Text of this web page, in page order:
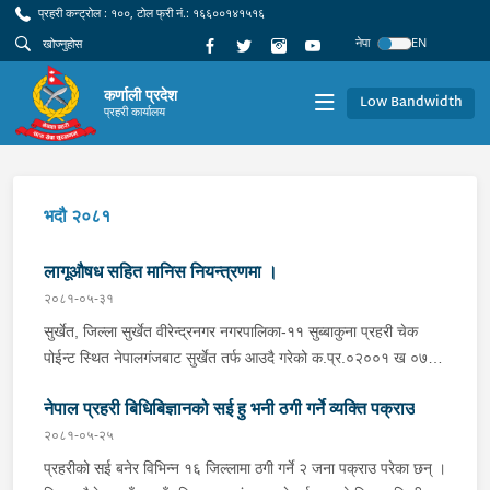
प्रहरी कन्ट्रोल : १००, टोल फ्री नं.: १६६००१४१५१६
नेपा
EN
कर्णाली प्रदेश
प्रहरी कार्यालय Low Bandwidth
भदौ २०८१
लागूऔषध सहित मानिस नियन्त्रणमा ।
२०८१-०५-३१
सुर्खेत, जिल्ला सुर्खेत वीरेन्द्रनगर नगरपालिका-११ सुब्बाकुना प्रहरी चेक
पोईन्ट स्थित नेपालगंजबाट सुर्खेत तर्फ आउदै गरेको क.प्र.०२००१ ख ०७६९
नियन्त्रण ब्युरो शाखा कार्यालय सुर्खेतबाट खटिएको संयुक्त प्रहरी टोलिले
चेक जाँच गर्दा उक्त गाडीमा सवार ऐ.ऐ.९ बस्ने बर्ष २७ को पदम ब.शाहीलाई
चेकजाँच गर्दा निजले बोकेको ब्यागमा लुकाई छिपाई राखेको (नाप तौल गर्दा ७
नेपाल प्रहरी बिधिबिज्ञानको सई हु भनी ठगी गर्ने व्यक्ति पक्राउ
२०८१-०५-२५
प्रहरीको सई बनेर विभिन्न १६ जिल्लामा ठगी गर्ने २ जना पक्राउ परेका छन् ।